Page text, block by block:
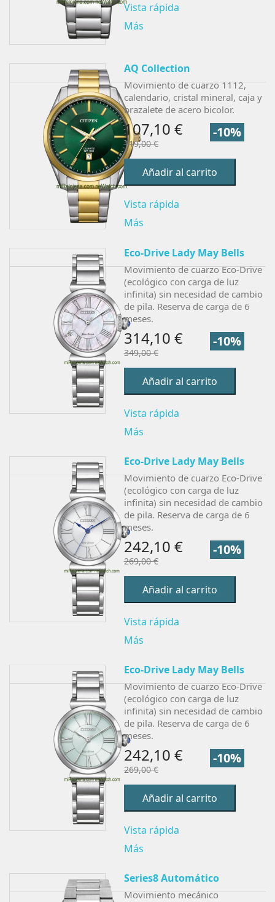
Vista rápida
Más
AQ Collection
Movimiento de cuarzo 1112,
calendario, cristal mineral, caja y
brazalete de acero bicolor.
107,10 € -10%
119,00 €
Añadir al carrito
Vista rápida
Más
Eco-Drive Lady May Bells
Movimiento de cuarzo Eco-Drive
(ecológico con carga de luz
infinita) sin necesidad de cambio
de pila. Reserva de carga de 6
meses.
314,10 € -10%
349,00 €
Añadir al carrito
Vista rápida
Más
Eco-Drive Lady May Bells
Movimiento de cuarzo Eco-Drive
(ecológico con carga de luz
infinita) sin necesidad de cambio
de pila. Reserva de carga de 6
meses.
242,10 € -10%
269,00 €
Añadir al carrito
Vista rápida
Más
Eco-Drive Lady May Bells
Movimiento de cuarzo Eco-Drive
(ecológico con carga de luz
infinita) sin necesidad de cambio
de pila. Reserva de carga de 6
meses.
242,10 € -10%
269,00 €
Añadir al carrito
Vista rápida
Más
Series8 Automático
Movimiento mecánico